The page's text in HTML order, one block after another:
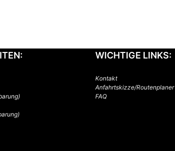
WICHTIGE LINKS:
Kontakt
Anfahrtskizze/Routenplaner
FAQ